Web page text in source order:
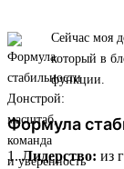
Сейчас моя
который в
функции.
Формула
1.Лидерство: из